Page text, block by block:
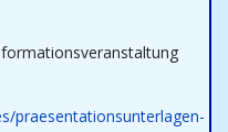
praesentationsunterlagen-